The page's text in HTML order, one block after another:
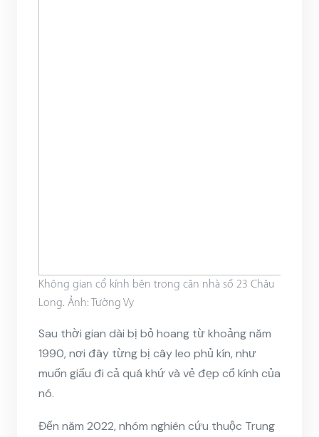
Không gian cổ kính bên trong căn nhà số 23 Châu
Long. Ảnh: Tường Vy
Sau thời gian dài bị bỏ hoang từ khoảng năm
1990, nơi đây từng bị cây leo phủ kín, như
muốn giấu đi cả quá khứ và vẻ đẹp cổ kính của
nó.
Đến năm 2022, nhóm nghiên cứu thuộc Trung